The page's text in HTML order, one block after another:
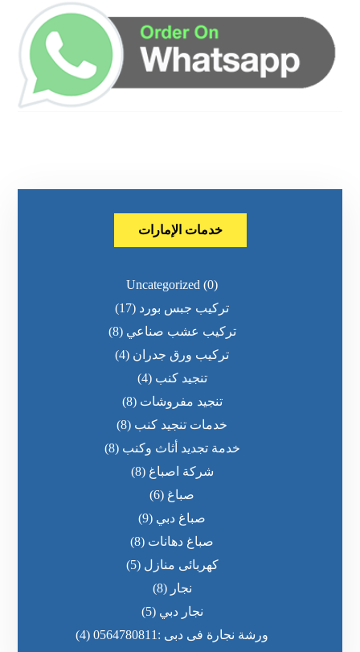
خدمات الإمارات
Uncategorized (0)
تركيب جبس بورد (17)
تركيب عشب صناعي (8)
تركيب ورق جدران (4)
تنجيد كنب (4)
تنجيد مفروشات (8)
خدمات تنجيد كنب (8)
خدمة تجديد أثاث وكنب (8)
شركة اصباغ (8)
صباغ (6)
صباغ دبي (9)
صباغ دهانات (8)
كهربائى منازل (5)
نجار (8)
نجار دبي (5)
ورشة نجارة فى دبى :0564780811
(4)